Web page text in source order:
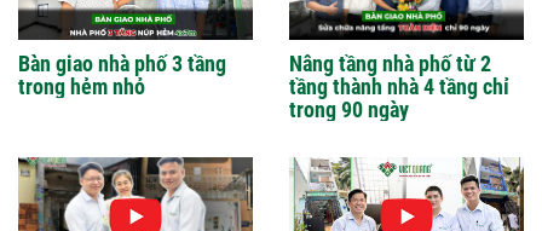
Bàn giao nhà phố 3 tầng
trong hẻm nhỏ
Nâng tầng nhà phố từ 2
tầng thành nhà 4 tầng chỉ
trong 90 ngày